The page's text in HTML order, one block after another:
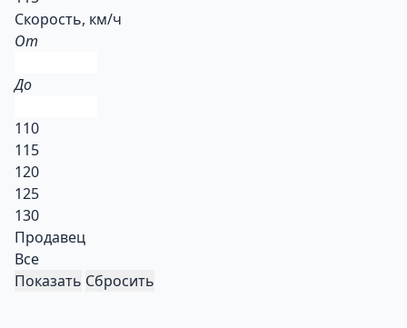
Скорость, км/ч
От
До
110
115
120
125
130
Продавец
Все